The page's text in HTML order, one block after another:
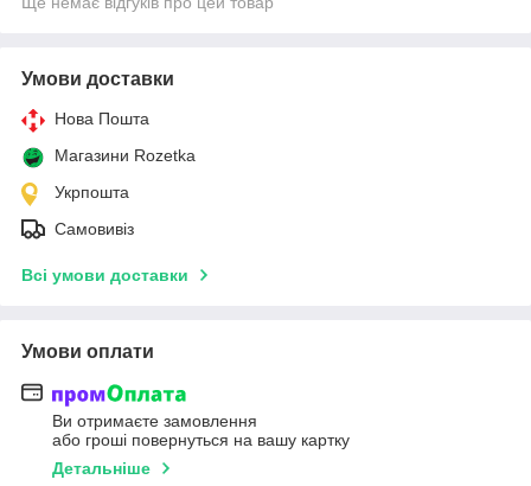
Умови доставки
Нова Пошта
Магазини Rozetka
Укрпошта
Самовивіз
Всі умови доставки
Умови оплати
Ви отримаєте замовлення
або гроші повернуться на вашу картку
Детальніше